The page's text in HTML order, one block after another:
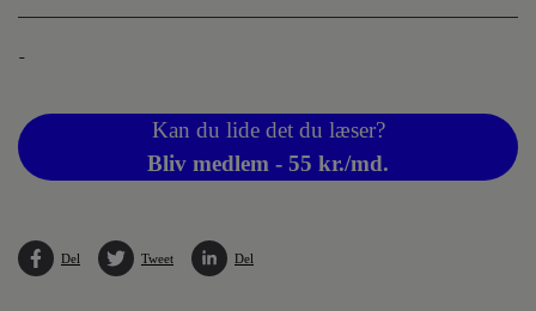
-
Kan du lide det du læser?
Bliv medlem - 55 kr./md.
Del Tweet Del